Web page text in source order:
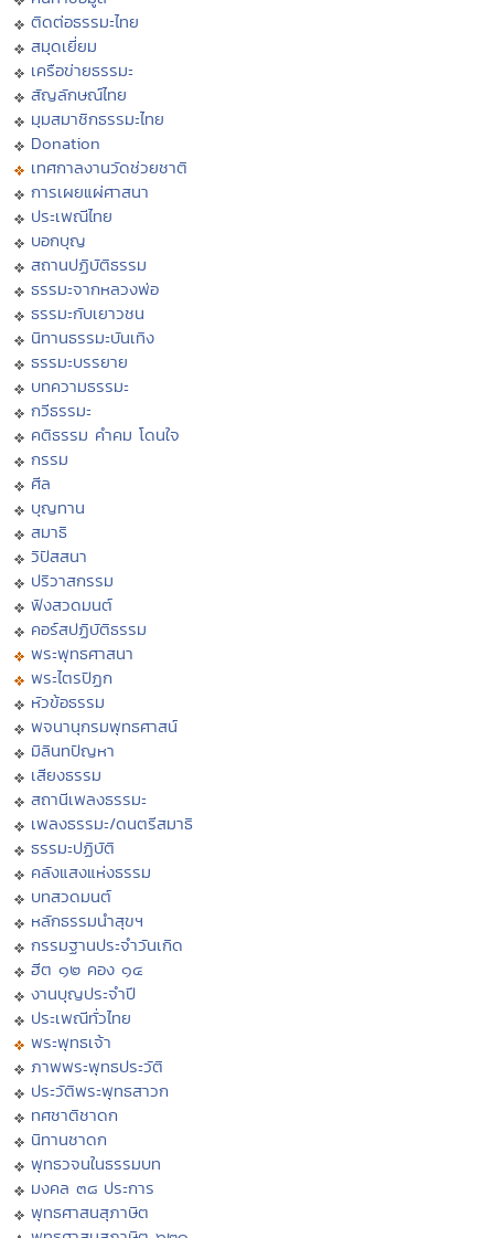
ติดต่อธรรมะไทย
สมุดเยี่ยม
เครือข่ายธรรมะ
สัญลักษณ์ไทย
มุมสมาชิกธรรมะไทย
Donation
เทศกาลงานวัดช่วยชาติ
การเผยแผ่ศาสนา
ประเพณีไทย
บอกบุญ
สถานปฏิบัติธรรม
ธรรมะจากหลวงพ่อ
ธรรมะกับเยาวชน
นิทานธรรมะบันเทิง
ธรรมะบรรยาย
บทความธรรมะ
กวีธรรมะ
คติธรรม คำคม โดนใจ
กรรม
ศีล
บุญทาน
สมาธิ
วิปัสสนา
ปริวาสกรรม
ฟังสวดมนต์
คอร์สปฏิบัติธรรม
พระพุทธศาสนา
พระไตรปิฏก
หัวข้อธรรม
พจนานุกรมพุทธศาสน์
มิลินทปัญหา
เสียงธรรม
สถานีเพลงธรรมะ
เพลงธรรมะ/ดนตรีสมาธิ
ธรรมะปฏิบัติ
คลังแสงแห่งธรรม
บทสวดมนต์
หลักธรรมนำสุขฯ
กรรมฐานประจำวันเกิด
ฮีต ๑๒ คอง ๑๔
งานบุญประจำปี
ประเพณีทั่วไทย
พระพุทธเจ้า
ภาพพระพุทธประวัติ
ประวัติพระพุทธสาวก
ทศชาติชาดก
นิทานชาดก
พุทธวจนในธรรมบท
มงคล ๓๘ ประการ
พุทธศาสนสุภาษิต